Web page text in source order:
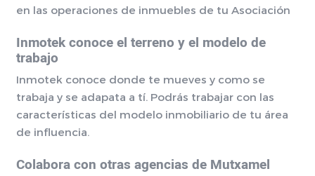
en las operaciones de inmuebles de tu Asociación
Inmotek conoce el terreno y el modelo de
trabajo
Inmotek conoce donde te mueves y como se
trabaja y se adapata a tí. Podrás trabajar con las
características del modelo inmobiliario de tu área
de influencia.
Colabora con otras agencias de Mutxamel